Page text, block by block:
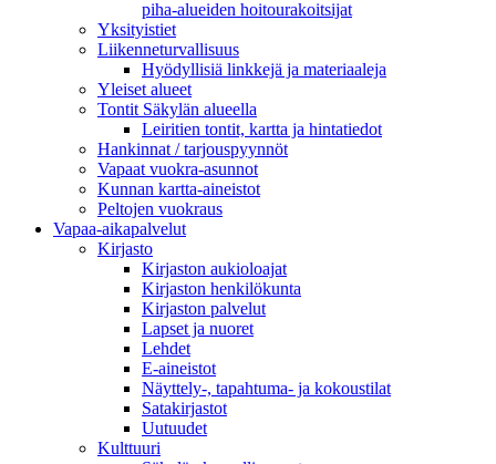
piha-alueiden hoitourakoitsijat
Yksityistiet
Liikenneturvallisuus
Hyödyllisiä linkkejä ja materiaaleja
Yleiset alueet
Tontit Säkylän alueella
Leiritien tontit, kartta ja hintatiedot
Hankinnat / tarjouspyynnöt
Vapaat vuokra-asunnot
Kunnan kartta-aineistot
Peltojen vuokraus
Vapaa-aika­palvelut
Kirjasto
Kirjaston aukioloajat
Kirjaston henkilökunta
Kirjaston palvelut
Lapset ja nuoret
Lehdet
E-aineistot
Näyttely-, tapahtuma- ja kokoustilat
Satakirjastot
Uutuudet
Kulttuuri